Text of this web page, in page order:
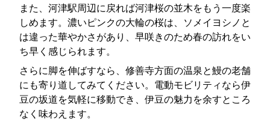
また、河津駅周辺に戻れば河津桜の並木をもう一度楽
しめます。濃いピンクの大輪の桜は、ソメイヨシノと
は違った華やかさがあり、早咲きのため春の訪れをい
ち早く感じられます。
さらに脚を伸ばすなら、修善寺方面の温泉と鰻の老舗
にも寄り道してみてください。電動モビリティなら伊
豆の坂道を気軽に移動でき、伊豆の魅力を余すところ
なく味わえます。